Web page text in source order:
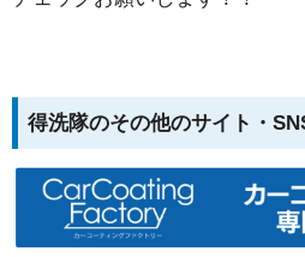
得洗隊のその他のサイト・